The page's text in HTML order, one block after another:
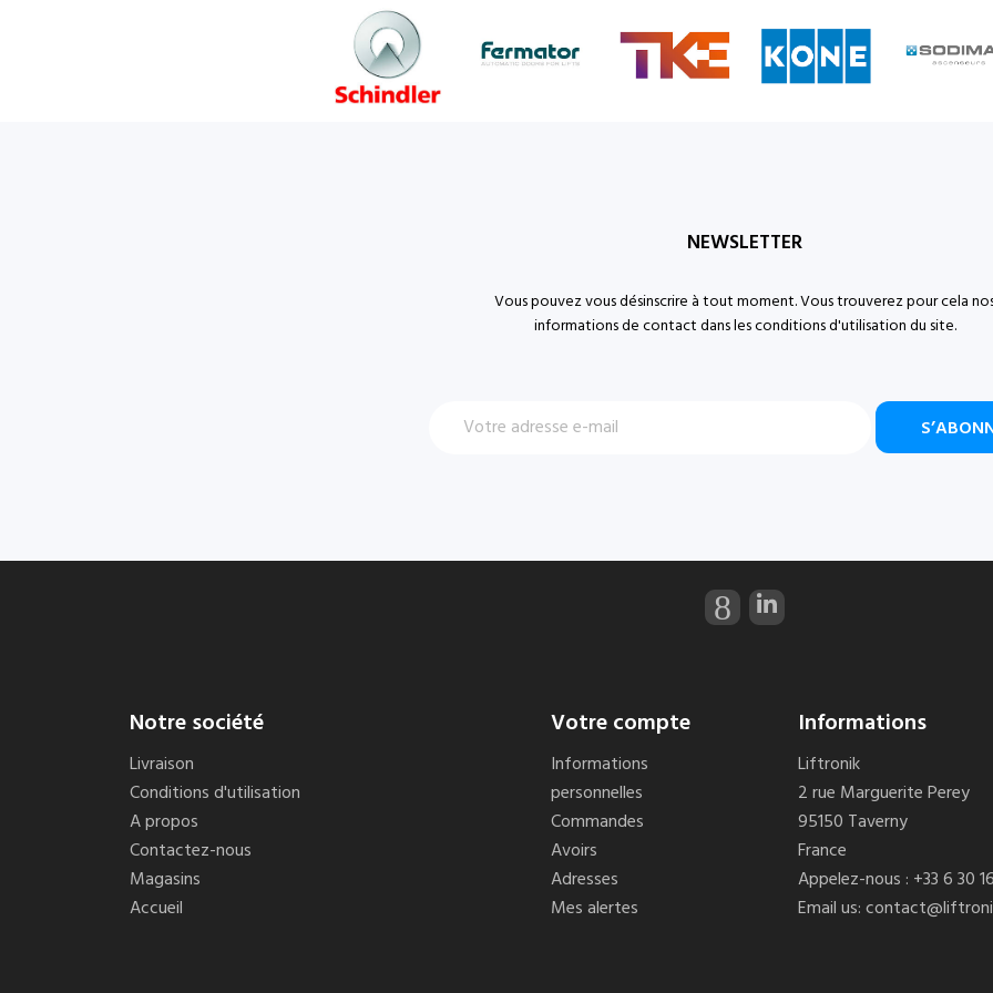
NEWSLETTER
Vous pouvez vous désinscrire à tout moment. Vous trouverez pour cela
informations de contact dans les conditions d'utilisation du site.
Notre société
Livraison
Conditions d'utilisation
A propos
Contactez-nous
Magasins
Accueil
Votre compte
Informations
personnelles
Commandes
Avoirs
Adresses
Mes alertes
Informations
Liftronik
2 rue Marguerite Perey
95150 Taverny
France
Appelez-nous : +33 6 30
Email us: